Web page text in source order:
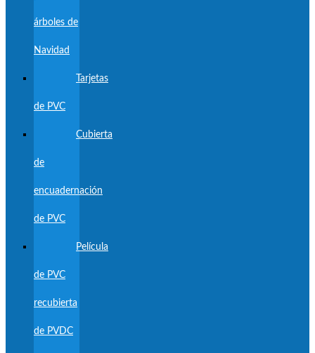
árboles de
Navidad
Tarjetas
de PVC
Cubierta
de
encuadernación
de PVC
Película
de PVC
recubierta
de PVDC